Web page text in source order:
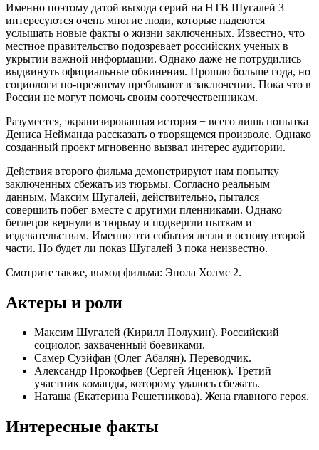
Именно поэтому датой выхода серий на НТВ Шугалей 3
интересуются очень многие люди, которые надеются
услышать новые факты о жизни заключенных. Известно, что
местное правительство подозревает российских ученых в
укрытии важной информации. Однако даже не потрудились
выдвинуть официальные обвинения. Прошло больше года, но
социологи по-прежнему пребывают в заключении. Пока что в
России не могут помочь своим соотечественникам.
Разумеется, экранизированная история − всего лишь попытка
Дениса Нейманда рассказать о творящемся произволе. Однако
созданный проект мгновенно вызвал интерес аудитории.
Действия второго фильма демонстрируют нам попытку
заключенных сбежать из тюрьмы. Согласно реальным
данным, Максим Шугалей, действительно, пытался
совершить побег вместе с другими пленниками. Однако
беглецов вернули в тюрьму и подвергли пыткам и
издевательствам. Именно эти события легли в основу второй
части. Но будет ли показ Шугалей 3 пока неизвестно.
Смотрите также, выход фильма: Энола Холмс 2.
Актеры и роли
Максим Шугалей (Кирилл Полухин). Российский
социолог, захваченный боевиками.
Самер Суэйфан (Олег Абалян). Переводчик.
Александр Прокофьев (Сергей Яценюк). Третий
участник команды, которому удалось сбежать.
Наташа (Екатерина Решетникова). Жена главного героя.
Интересные факты